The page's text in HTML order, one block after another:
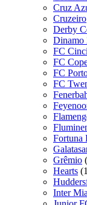
Cruz
Cruzeiro
Derby
Dinamo
FC
FC
FC
FC
Fortuna
Grêmio
Hearts
Inter